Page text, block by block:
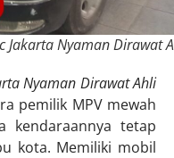
Jakarta Nyaman Dirawat
Nyaman Dirawat Ahli
pemilik MPV mewah
kendaraannya tetap
kota. Memiliki mobil